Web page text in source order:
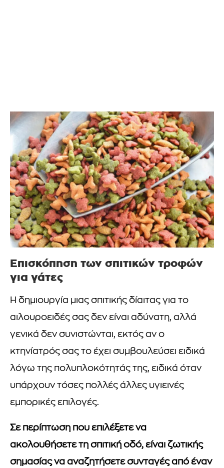
Επισκόπηση των σπιτικών τροφών
για γάτες
Η δημιουργία μιας σπιτικής δίαιτας για το
αιλουροειδές σας δεν είναι αδύνατη, αλλά
γενικά δεν συνιστώνται, εκτός αν ο
κτηνίατρός σας το έχει συμβουλεύσει ειδικά
λόγω της πολυπλοκότητάς της, ειδικά όταν
υπάρχουν τόσες πολλές άλλες υγιεινές
εμπορικές επιλογές.
Σε περίπτωση που επιλέξετε να
ακολουθήσετε τη σπιτική οδό, είναι ζωτικής
σημασίας να αναζητήσετε συνταγές από έναν